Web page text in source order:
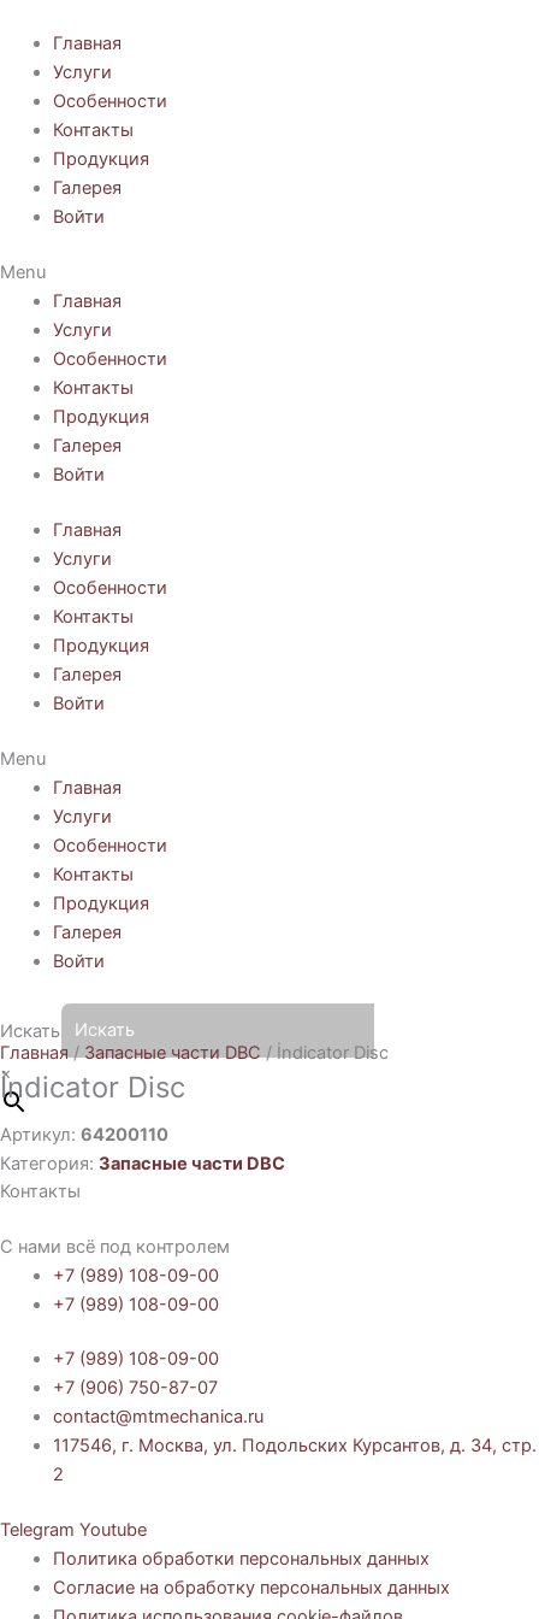
содержимому
Главная
Услуги
Особенности
Контакты
Продукция
Галерея
Войти
Menu
Главная
Услуги
Особенности
Контакты
Продукция
Галерея
Войти
Главная
Услуги
Особенности
Контакты
Продукция
Галерея
Войти
Menu
Главная
Услуги
Особенности
Контакты
Продукция
Галерея
Войти
Искать
×
Главная / Запасные части DBC / İndicator Disc
İndicator Disc
Артикул: 64200110
Категория: Запасные части DBC
Контакты
С нами всё под контролем
+7 (989) 108-09-00
+7 (989) 108-09-00
+7 (989) 108-09-00
+7 (906) 750-87-07
contact@mtmechanica.ru
117546, г. Москва, ул. Подольских Курсантов, д. 34, стр.
2
Telegram Youtube
Политика обработки персональных данных
Согласие на обработку персональных данных